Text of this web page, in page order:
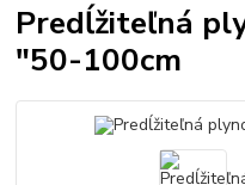
Predĺžiteľná
"50-100cm